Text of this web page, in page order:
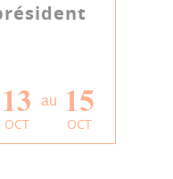
13
OCT
au 15
OCT